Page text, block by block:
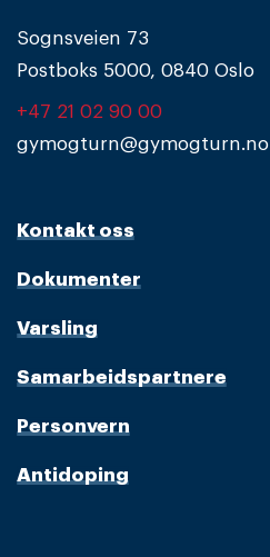
Sognsveien 73
Postboks 5000, 0840 Oslo
+47 21 02 90 00
gymogturn@gymogturn.no
Kontakt oss
Dokumenter
Varsling
Samarbeidspartnere
Personvern
Antidoping